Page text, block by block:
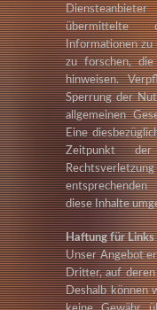
übermittelte
Informationen zu
zu forschen,
hinweisen.
Sperrung der
allgemeinen
Eine
Zeitpunkt
diese Inhalte
Haftung für Links
Unser Angebot
Dritter, auf
Deshalb können